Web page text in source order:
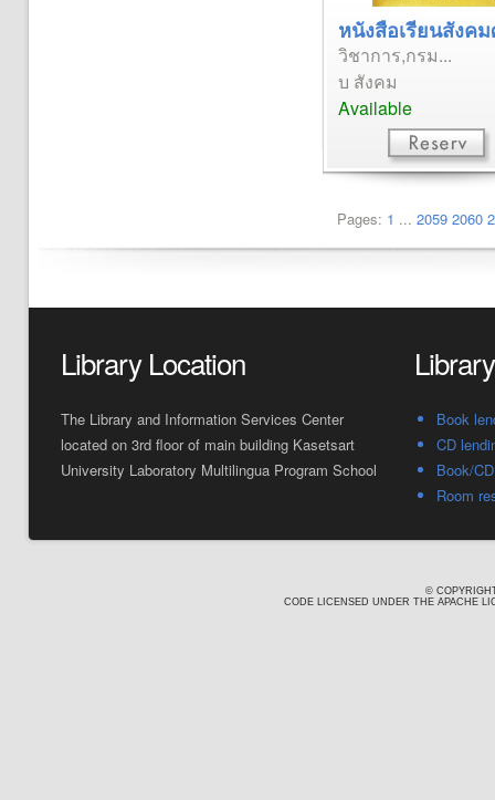
หนังสือเรียนสังค
วิชาการ,กรม...
บ สังคม
Available
Pages: 1 ... 2059 2060
Library Location
The Library and Information Services Center
located on 3rd floor of main building Kasetsart
University Laboratory Multilingua Program School
Book
CD
Book/
Room
©
CODE LICENSED UNDER THE APACHE